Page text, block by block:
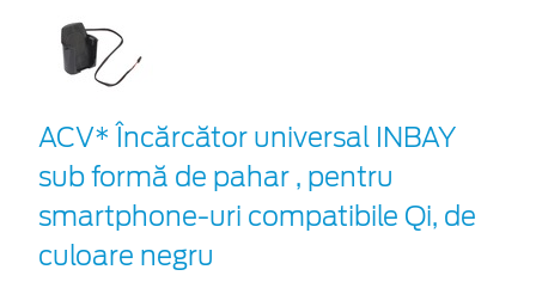
ACV* Încărcător universal INBAY
sub formă de pahar , pentru
smartphone-uri compatibile Qi, de
culoare negru